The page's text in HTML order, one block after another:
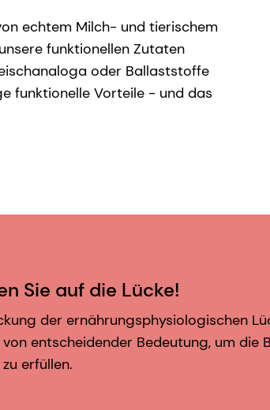
echtem Milch- und tierischem
funktionellen Zutaten
oder Ballaststoffe
funktionelle Vorteile - und das
Sie auf die Lücke!
der ernährungsphysiologischen
entscheidender Bedeutung, um die
erfüllen.